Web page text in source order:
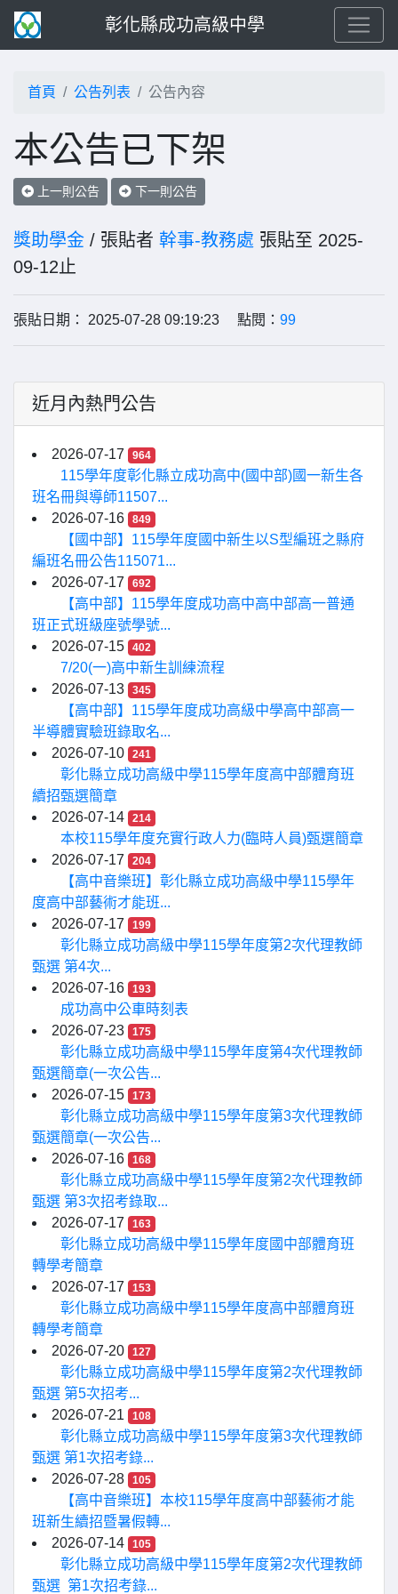
彰化縣成功高級中學
首頁 公告列表 公告內容
本公告已下架
上一則公告 下一則公告
獎助學金 / 張貼者 幹事-教務處 張貼至 2025-
09-12止
張貼日期： 2025-07-28 09:19:23 點閱： 99
近月內熱門公告
2026-07-17 964
115學年度彰化縣立成功高中(國中部)國一新生各
班名冊與導師11507...
2026-07-16
849
【國中部】115學年度國中新生以S型編班之縣府
編班名冊公告115071...
2026-07-17
692
【高中部】115學年度成功高中高中部高一普通
班正式班級座號學號...
2026-07-15
402
7/20(一)高中新生訓練流程
2026-07-13
345
【高中部】115學年度成功高級中學高中部高一
半導體實驗班錄取名...
2026-07-10
241
彰化縣立成功高級中學115學年度高中部體育班
續招甄選簡章
2026-07-14
214
本校115學年度充實行政人力(臨時人員)甄選簡章
2026-07-17
204
【高中音樂班】彰化縣立成功高級中學115學年
度高中部藝術才能班...
2026-07-17
199
彰化縣立成功高級中學115學年度第2次代理教師
甄選 第4次...
2026-07-16
193
成功高中公車時刻表
2026-07-23
175
彰化縣立成功高級中學115學年度第4次代理教師
甄選簡章(一次公告...
2026-07-15
173
彰化縣立成功高級中學115學年度第3次代理教師
甄選簡章(一次公告...
2026-07-16
168
彰化縣立成功高級中學115學年度第2次代理教師
甄選 第3次招考錄取...
2026-07-17
163
彰化縣立成功高級中學115學年度國中部體育班
轉學考簡章
2026-07-17
153
彰化縣立成功高級中學115學年度高中部體育班
轉學考簡章
2026-07-20
127
彰化縣立成功高級中學115學年度第2次代理教師
甄選 第5次招考...
2026-07-21
108
彰化縣立成功高級中學115學年度第3次代理教師
甄選 第1次招考錄...
2026-07-28
105
【高中音樂班】本校115學年度高中部藝術才能
班新生續招暨暑假轉...
2026-07-14
105
彰化縣立成功高級中學115學年度第2次代理教師
甄選 第1次招考錄...